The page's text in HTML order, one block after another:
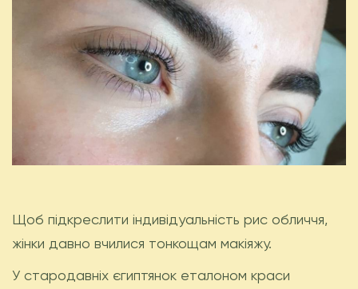
Щоб підкреслити індивідуальність рис обличчя,
жінки давно вчилися тонкощам макіяжу.
У стародавніх єгиптянок еталоном краси